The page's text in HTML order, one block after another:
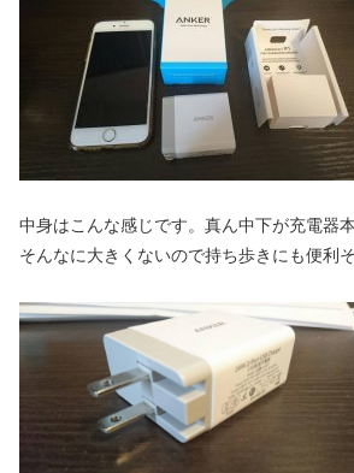
中身はこんな感じです。真ん中下が充電器本
そんなに大きくないので持ち歩きにも便利そ